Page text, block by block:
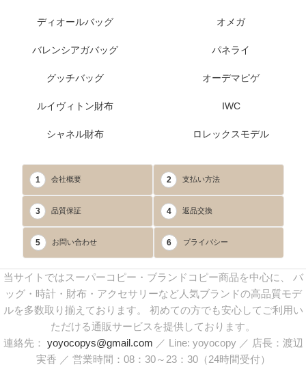
ディオールバッグ
バレンシアガバッグ
グッチバッグ
ルイヴィトン財布
シャネル財布
オメガ
パネライ
オーデマピゲ
IWC
ロレックスモデル
1 会社概要 2 支払い方法
3 品質保証 4 返品交換
5 お問い合わせ 6 プライバシー
当サイトではスーパーコピー・ブランドコピー商品を中心に、 バ
ッグ・時計・財布・アクセサリーなど人気ブランドの高品質モデ
ルを多数取り揃えております。 初めての方でも安心してご利用い
ただける通販サービスを提供しております。
連絡先： yoyocopys@gmail.com ／ Line: yoyocopy ／ 店長：渡辺
実香 ／ 営業時間：08：30～23：30（24時間受付）